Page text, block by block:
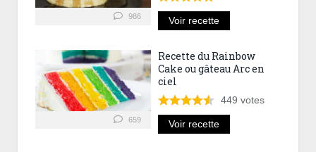
986 Voir recette
659
Recette du Rainbow
Cake ou gâteau Arc en
ciel
449 votes
Voir recette